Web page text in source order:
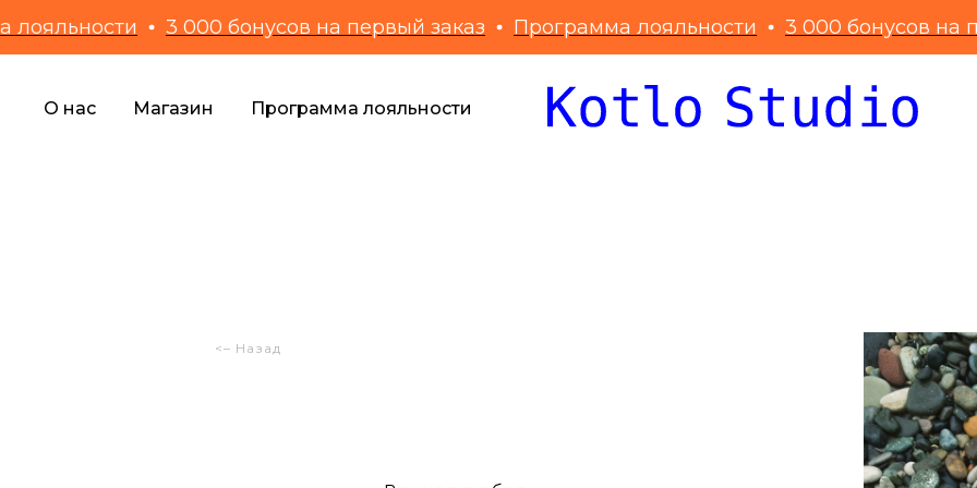
3 000 бонусов на первый заказ Программа лояльности 3 000 бонусов на
О нас Магазин Программа лояльности
<– Назад